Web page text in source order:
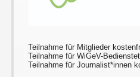
Teilnahme für Mitglieder
Teilnahme für WiGeV-
Teilnahme für Journalist*innen